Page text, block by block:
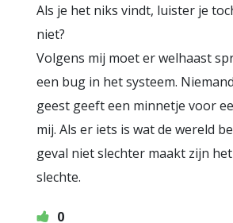
Als je het niks vindt, luister je
niet?
Volgens mij moet er welhaast
een bug in het systeem.
geest geeft een minnetje voor
mij. Als er iets is wat de wereld
geval niet slechter maakt zijn
slechte.
0